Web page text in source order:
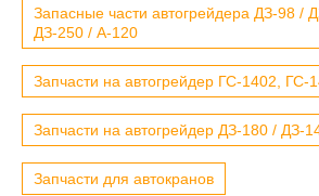
Запасные части автогрейдера ДЗ-98 /
ДЗ-250 / А-120
Запчасти на автогрейдер ГС-1402, ГС-
Запчасти на автогрейдер ДЗ-180 / ДЗ-
Запчасти для автокранов